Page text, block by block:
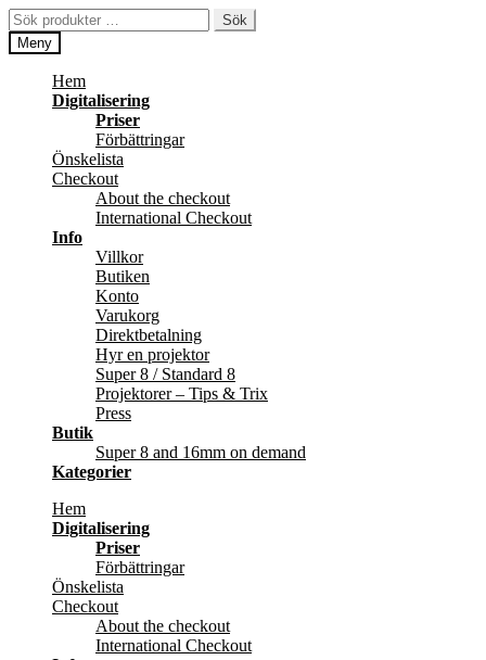
Hoppa
till
navigering
Hoppa
till
innehåll
Sök
efter:
Sök
Meny
Hem
Digitalisering
Priser
Förbättringar
Önskelista
Checkout
About the checkout
International Checkout
Info
Villkor
Butiken
Konto
Varukorg
Direktbetalning
Hyr en projektor
Super 8 / Standard 8
Projektorer – Tips & Trix
Press
Butik
Super 8 and 16mm on demand
Kategorier
Hem
Digitalisering
Priser
Förbättringar
Önskelista
Checkout
About the checkout
International Checkout